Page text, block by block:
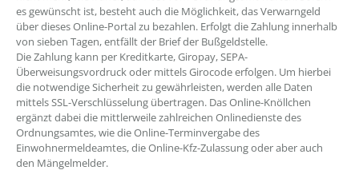
es gewünscht ist, besteht auch die Möglichkeit, das Verwarngeld
über dieses Online-Portal zu bezahlen. Erfolgt die Zahlung innerhalb
von sieben Tagen, entfällt der Brief der Bußgeldstelle.
Die Zahlung kann per Kreditkarte, Giropay, SEPA-
Überweisungsvordruck oder mittels Girocode erfolgen. Um hierbei
die notwendige Sicherheit zu gewährleisten, werden alle Daten
mittels SSL-Verschlüsselung übertragen. Das Online-Knöllchen
ergänzt dabei die mittlerweile zahlreichen Onlinedienste des
Ordnungsamtes, wie die Online-Terminvergabe des
Einwohnermeldeamtes, die Online-Kfz-Zulassung oder aber auch
den Mängelmelder.